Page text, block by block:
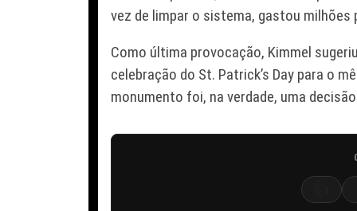
vez de limpar o sistema, gastou
Como última provocação, Kimmel
celebração do St. Patrick’s Day para o
monumento foi, na verdade, uma